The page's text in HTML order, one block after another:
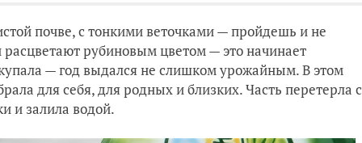
почве, с тонкими веточками — пройдешь и не
расцветают рубиновым цветом — это начинает
— год выдался не слишком урожайным. В этом
для себя, для родных и близких. Часть перетерла с
и залила водой.